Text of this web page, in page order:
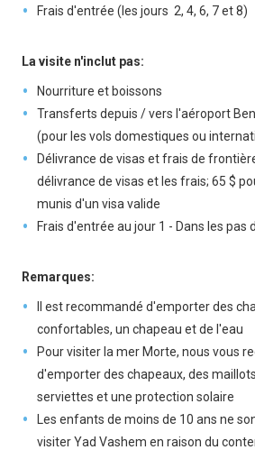
Frais d'entrée (les jours 2, 4, 6, 7 et 8)
La visite n'inclut pas:
Nourriture et boissons
Transferts depuis / vers l'aéroport
(pour les vols domestiques ou
Délivrance de visas et frais de
délivrance de visas et les frais; 65 $
munis d'un visa valide
Frais d'entrée au jour 1 - Dans les pas
Remarques:
Il est recommandé d'emporter des
confortables, un chapeau et de l'eau
Pour visiter la mer Morte, nous vous
d'emporter des chapeaux, des
serviettes et une protection solaire
Les enfants de moins de 10 ans ne
visiter Yad Vashem en raison du